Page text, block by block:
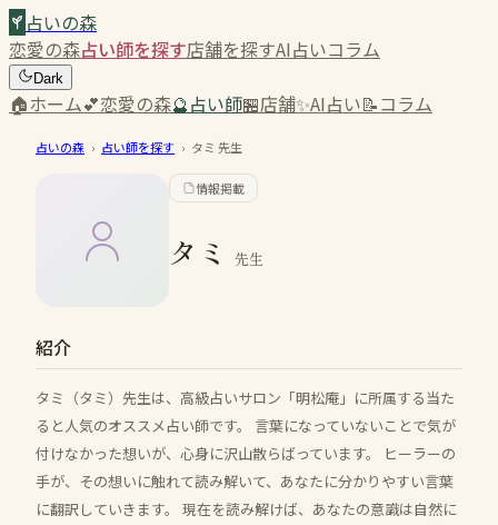
占いの森
恋愛の森占い師を探す店舗を探すAI占いコラム
Dark
🏠ホーム💕恋愛の森🔮占い師🏪店舗✨AI占い📝コラム
占いの森 › 占い師を探す › タミ 先生
情報掲載
タミ 先生
紹介
タミ（タミ）先生は、高級占いサロン「明松庵」に所属する当た
ると人気のオススメ占い師です。 言葉になっていないことで気が
付けなかった想いが、心身に沢山散らばっています。 ヒーラーの
手が、その想いに触れて読み解いて、あなたに分かりやすい言葉
に翻訳していきます。 現在を読み解けば、あなたの意識は自然に